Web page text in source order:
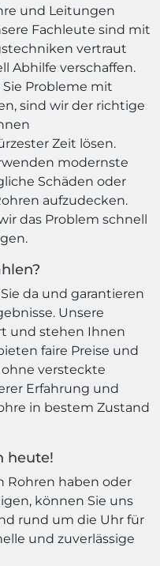
und Leitungen
Fachleute sind mit
vertraut
Abhilfe verschaffen.
Probleme mit
sind wir der richtige
Zeit lösen.
modernste
Schäden oder
aufzudecken.
das Problem schnell
da und garantieren
Unsere
und stehen Ihnen
faire Preise und
versteckte
Erfahrung und
in bestem Zustand
heute!
Rohren haben oder
können Sie uns
rund um die Uhr für
und zuverlässige